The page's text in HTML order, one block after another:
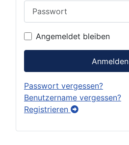
Angemeldet bleiben
Anmelden
Passwort vergessen?
Benutzername vergessen?
Registrieren